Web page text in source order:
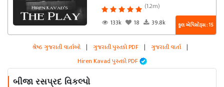
(1.2m)
133k
18 39.8k કુલ એપિસોડ્સ : 15
શ્રેષ્ઠ ગુજરાતી વાર્તાઓ | ગુજરાતી પુસ્તકો PDF | ગુજરાતી વાર્તા |
Hiren Kavad પુસ્તકો PDF
બીજા રસપ્રદ વિકલ્પો